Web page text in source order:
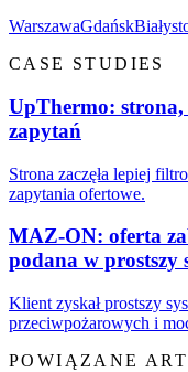
WarszawaGdańsk
CASE STUDIES
UpThermo: strona,
zapytań
Strona zaczęła lepiej
zapytania ofertowe.
MAZ-ON: oferta
podana w prostszy
Klient zyskał prostszy
przeciwpożarowych i
POWIĄZANE